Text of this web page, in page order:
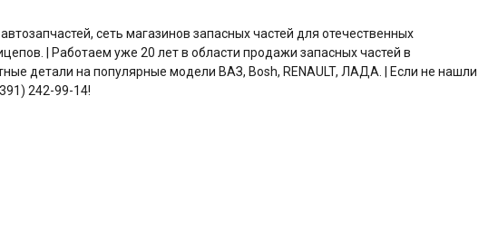
сеть магазинов запасных частей для отечественных
| Работаем уже 20 лет в области продажи запасных частей в
детали на популярные модели ВАЗ, Bosh, RENAULT, ЛАДА. | Если не нашли
242-99-14!